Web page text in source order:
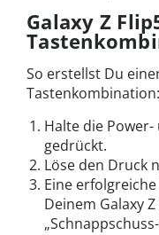
Galaxy Z
So erstellst Du
Tastenkombination:
Halte die
gedrückt.
Löse den Druck
Eine
Deinem Galaxy